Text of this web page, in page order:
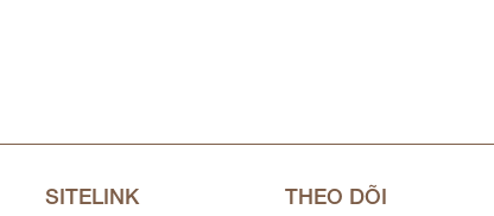
SITELINK THEO DÕI